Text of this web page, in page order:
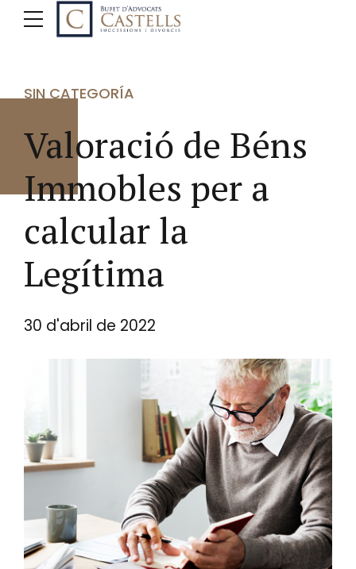
SIN CATEGORÍA
Valoració de Béns
Immobles per a
calcular la
Legítima
30 d'abril de 2022